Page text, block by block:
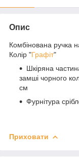
Опис
Комбінована ручка
Колір "Графіт"
Шкіряна
замші чорного
см
Фурнітура
Приховати